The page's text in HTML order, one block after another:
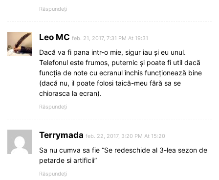
Răspundeți
Leo MC feb. 21, 2017, 7:31 PM At 19:31
Dacă va fi pana intr-o mie, sigur iau și eu unul.
Telefonul este frumos, puternic și poate fi util dacă
funcția de note cu ecranul închis funcționează bine
(dacă nu, il poate folosi taică-meu fără sa se
chiorasca la ecran).
Răspundeți
Terrymada feb. 22, 2017, 3:20 PM At 15:20
Sa nu cumva sa fie “Se redeschide al 3-lea sezon de
petarde si artificii”
Răspundeți